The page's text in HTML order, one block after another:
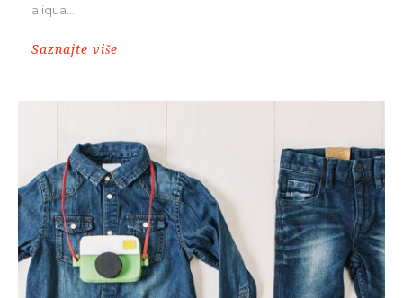
aliqua....
Saznajte više